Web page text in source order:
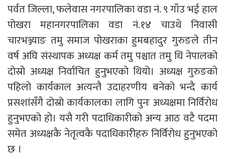
पर्वत जिल्ला, फलेवास नगरपालिका वडा नं. ९ गाँउ भई हाल
पोखरा महानगरपालिका वडा नं.१४ चाउथे निवासी
चारभञ्ज्याङ तमु समाज पोखराका हुमबहादुर गुरुङले तीन
वर्ष अघि संस्थापक अध्यक्ष कर्म तमु पश्चात तमु धिं नेपालको
दोस्रो अध्यक्ष निर्वाचित हुनुभएको थियो। अध्यक्ष गुरुङको
पहिलो कार्यकाल अत्यन्तै उदाहरणीय बनेको भन्दै कार्य
प्रसशांसँगै दोस्रो कार्यकालका लागि पुनः अध्यक्षमा निर्विरोध
हुनुभएको हो। यसै गरी पदाधिकारीको अन्य आठ वटै पदमा
समेत अध्यक्षकै नेतृत्वकै पदाधिकारीहरु निर्विरोध हुनुभएको
छ ।